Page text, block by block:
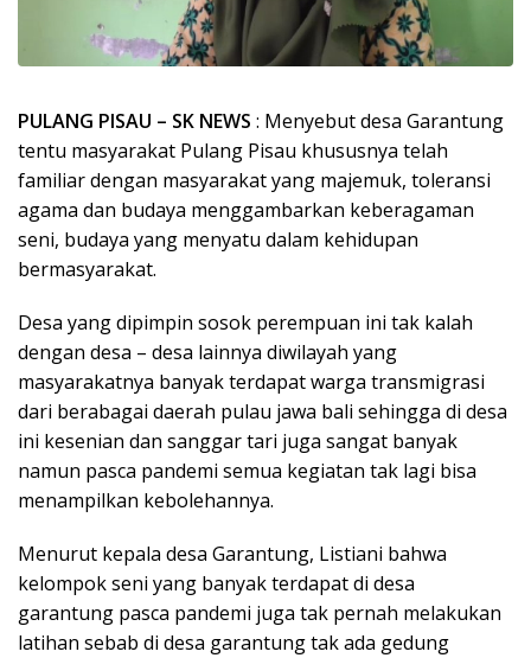
PULANG PISAU – SK NEWS : Menyebut desa Garantung
tentu masyarakat Pulang Pisau khususnya telah
familiar dengan masyarakat yang majemuk, toleransi
agama dan budaya menggambarkan keberagaman
seni, budaya yang menyatu dalam kehidupan
bermasyarakat.
Desa yang dipimpin sosok perempuan ini tak kalah
dengan desa – desa lainnya diwilayah yang
masyarakatnya banyak terdapat warga transmigrasi
dari berabagai daerah pulau jawa bali sehingga di desa
ini kesenian dan sanggar tari juga sangat banyak
namun pasca pandemi semua kegiatan tak lagi bisa
menampilkan kebolehannya.
Menurut kepala desa Garantung, Listiani bahwa
kelompok seni yang banyak terdapat di desa
garantung pasca pandemi juga tak pernah melakukan
latihan sebab di desa garantung tak ada gedung